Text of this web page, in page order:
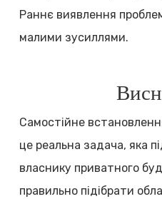
Раннє виявлення
малими зусиллями.
Самостійне
це реальна задача, яка
власнику приватного
правильно підібрати